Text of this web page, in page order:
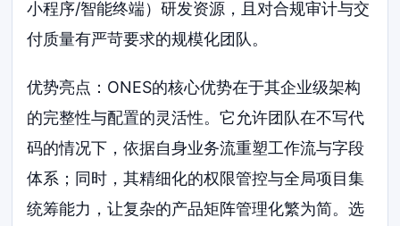
小程序/智能终端）研发资源，且对合规审计与交
付质量有严苛要求的规模化团队。
优势亮点：ONES的核心优势在于其企业级架构
的完整性与配置的灵活性。它允许团队在不写代
码的情况下，依据自身业务流重塑工作流与字段
体系；同时，其精细化的权限管控与全局项目集
统筹能力，让复杂的产品矩阵管理化繁为简。选